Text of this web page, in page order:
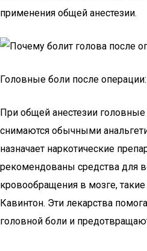
применения общей анестезии.
Головные боли после
При общей анестезии
снимаются обычными
назначает наркотические
рекомендованы средства для
кровообращения в мозге,
Кавинтон. Эти лекарства
головной боли и